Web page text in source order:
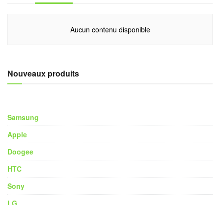
Aucun contenu disponible
Nouveaux produits
Samsung
Apple
Doogee
HTC
Sony
LG